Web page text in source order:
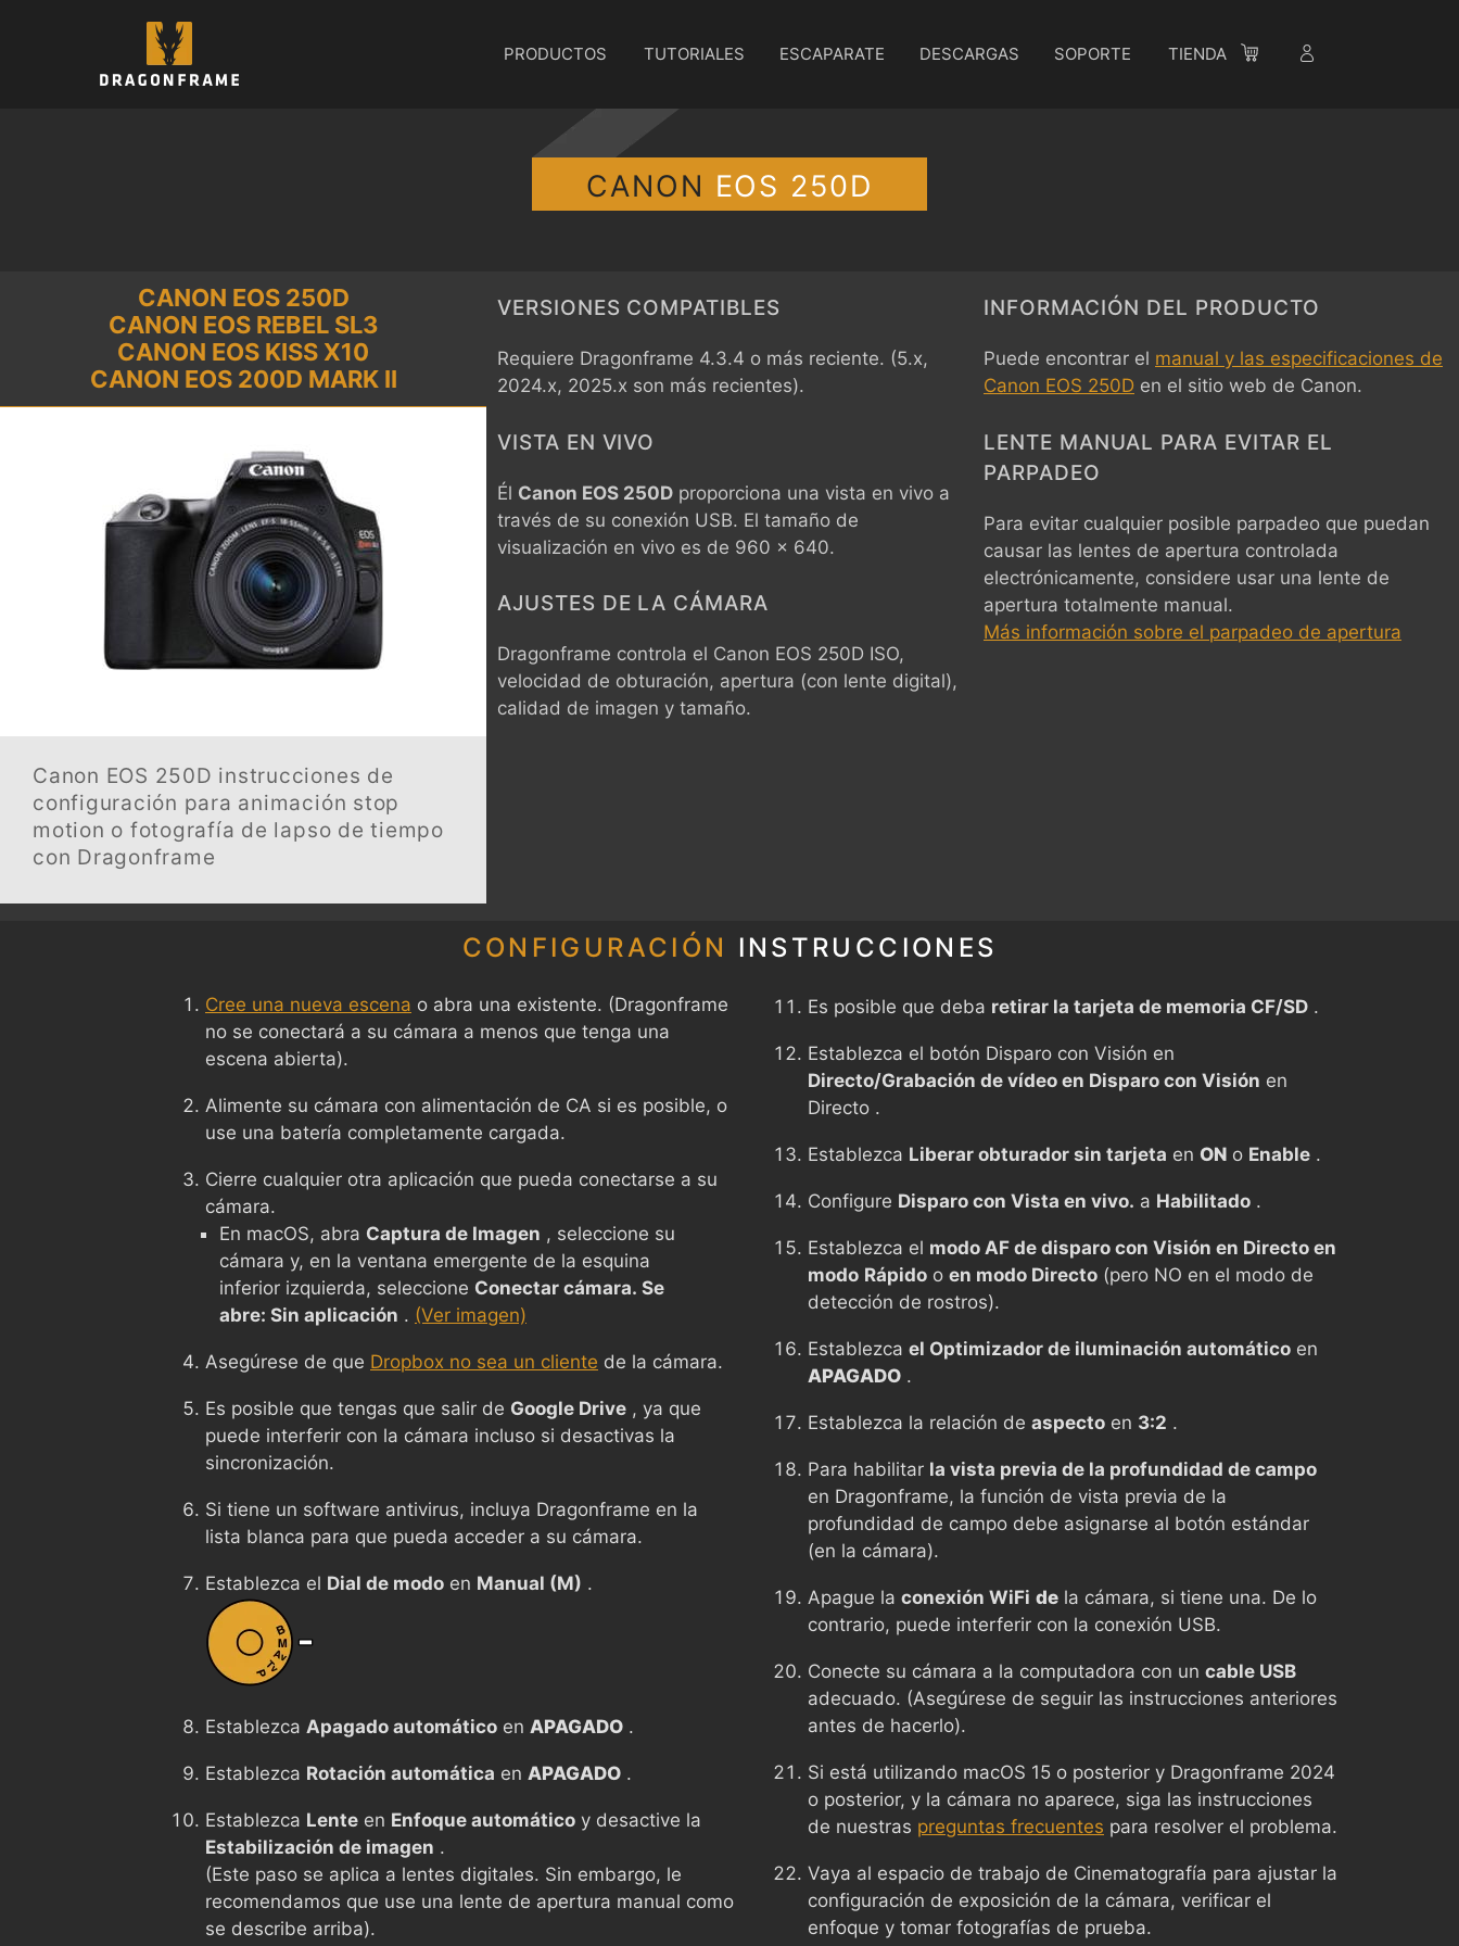
PRODUCTOS TUTORIALES ESCAPARATE DESCARGAS SOPORTE TIENDA
CANON EOS 250D
CANON EOS 250D
CANON EOS REBEL SL3
CANON EOS KISS X10
CANON EOS 200D MARK II
Canon EOS 250D instrucciones de
configuración para animación stop
motion o fotografía de lapso de tiempo
con Dragonframe
VERSIONES COMPATIBLES
Requiere Dragonframe 4.3.4 o más reciente. (5.x,
2024.x, 2025.x son más recientes).
VISTA EN VIVO
Él Canon EOS 250D proporciona una vista en vivo a
través de su conexión USB. El tamaño de
visualización en vivo es de 960 x 640.
AJUSTES DE LA CÁMARA
Dragonframe controla el Canon EOS 250D ISO,
velocidad de obturación, apertura (con lente digital),
calidad de imagen y tamaño.
INFORMACIÓN DEL PRODUCTO
Puede encontrar el manual y las especificaciones de
Canon EOS 250D en el sitio web de Canon.
LENTE MANUAL PARA EVITAR EL
PARPADEO
Para evitar cualquier posible parpadeo que puedan
causar las lentes de apertura controlada
electrónicamente, considere usar una lente de
apertura totalmente manual.
Más información sobre el parpadeo de apertura
CONFIGURACIÓN INSTRUCCIONES
Cree una nueva escena o abra una existente. (Dragonframe
no se conectará a su cámara a menos que tenga una
escena abierta).
Alimente su cámara con alimentación de CA si es posible, o
use una batería completamente cargada.
Cierre cualquier otra aplicación que pueda conectarse a su
cámara.
En macOS, abra Captura de Imagen , seleccione su
cámara y, en la ventana emergente de la esquina
inferior izquierda, seleccione Conectar cámara. Se
abre: Sin aplicación . (Ver imagen)
Asegúrese de que Dropbox no sea un cliente de la cámara.
Es posible que tengas que salir de Google Drive , ya que
puede interferir con la cámara incluso si desactivas la
sincronización.
Si tiene un software antivirus, incluya Dragonframe en la
lista blanca para que pueda acceder a su cámara.
Establezca el Dial de modo en Manual (M) .
Establezca Apagado automático en APAGADO .
Establezca Rotación automática en APAGADO .
Establezca Lente en Enfoque automático y desactive la
Estabilización de imagen .
(Este paso se aplica a lentes digitales. Sin embargo, le
recomendamos que use una lente de apertura manual como
se describe arriba).
Es posible que deba retirar la tarjeta de memoria CF/SD .
Establezca el botón Disparo con Visión en
Directo/Grabación de vídeo en Disparo con Visión en
Directo .
Establezca Liberar obturador sin tarjeta en ON o Enable .
Configure Disparo con Vista en vivo. a Habilitado .
Establezca el modo AF de disparo con Visión en Directo en
modo Rápido o en modo Directo (pero NO en el modo de
detección de rostros).
Establezca el Optimizador de iluminación automático en
APAGADO .
Establezca la relación de aspecto en 3:2 .
Para habilitar la vista previa de la profundidad de campo
en Dragonframe, la función de vista previa de la
profundidad de campo debe asignarse al botón estándar
(en la cámara).
Apague la conexión WiFi de la cámara, si tiene una. De lo
contrario, puede interferir con la conexión USB.
Conecte su cámara a la computadora con un cable USB
adecuado. (Asegúrese de seguir las instrucciones anteriores
antes de hacerlo).
Si está utilizando macOS 15 o posterior y Dragonframe 2024
o posterior, y la cámara no aparece, siga las instrucciones
de nuestras preguntas frecuentes para resolver el problema.
Vaya al espacio de trabajo de Cinematografía para ajustar la
configuración de exposición de la cámara, verificar el
enfoque y tomar fotografías de prueba.